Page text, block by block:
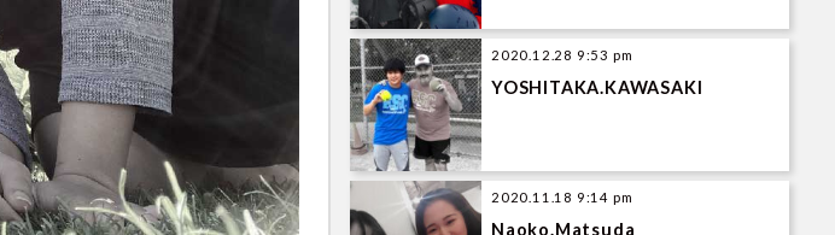
2020.12.28 9:53 pm
YOSHITAKA.KAWASAKI
2020.11.18 9:14 pm
Naoko.Matsuda